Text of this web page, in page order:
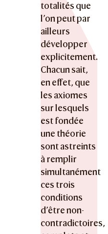
totalités que
l’on peut par
ailleurs
développer
explicitement.
Chacun sait,
en effet, que
les axiomes
sur lesquels
est fondée
une théorie
sont astreints
à remplir
simultanément
ces trois
conditions
d’être non-
contradictoires,